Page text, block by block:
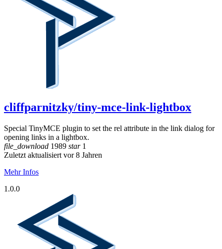
cliffparnitzky/tiny-mce-link-lightbox
Special TinyMCE plugin to set the rel attribute in the link dialog for
opening links in a lightbox.
file_download 1989 star1
Zuletzt aktualisiert vor 8 Jahren
Mehr Infos
1.0.0